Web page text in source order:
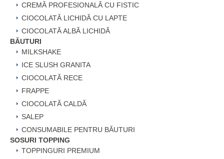
CREMĂ PROFESIONALĂ CU FISTIC
CIOCOLATĂ LICHIDĂ CU LAPTE
CIOCOLATĂ ALBĂ LICHIDĂ
BĂUTURI
MILKSHAKE
ICE SLUSH GRANITA
CIOCOLATĂ RECE
FRAPPE
CIOCOLATĂ CALDĂ
SALEP
CONSUMABILE PENTRU BĂUTURI
SOSURI TOPPING
TOPPINGURI PREMIUM